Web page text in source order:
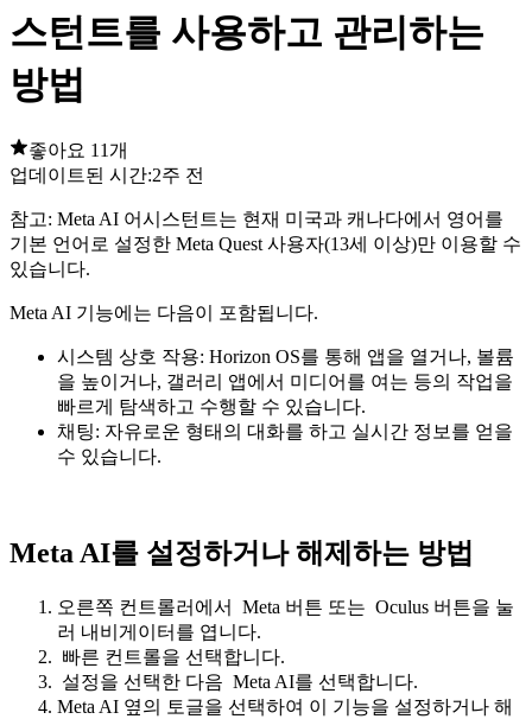
스턴트를 사용하고 관리하는
방법
좋아요 11개
업데이트된 시간:2주 전
참고: Meta AI 어시스턴트는 현재 미국과 캐나다에서 영어를
기본 언어로 설정한 Meta Quest 사용자(13세 이상)만 이용할 수
있습니다.
Meta AI 기능에는 다음이 포함됩니다.
시스템 상호 작용: Horizon OS를 통해 앱을 열거나, 볼륨
을 높이거나, 갤러리 앱에서 미디어를 여는 등의 작업을
빠르게 탐색하고 수행할 수 있습니다.
채팅: 자유로운 형태의 대화를 하고 실시간 정보를 얻을
수 있습니다.
Meta AI를 설정하거나 해제하는 방법
오른쪽 컨트롤러에서 Meta 버튼 또는 Oculus 버튼을 눌
러 내비게이터를 엽니다.
빠른 컨트롤을 선택합니다.
설정을 선택한 다음 Meta AI를 선택합니다.
Meta AI 옆의 토글을 선택하여 이 기능을 설정하거나 해